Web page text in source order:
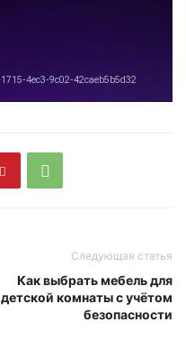
Следующая статья
Как выбрать мебель для
детской комнаты с учётом
безопасности